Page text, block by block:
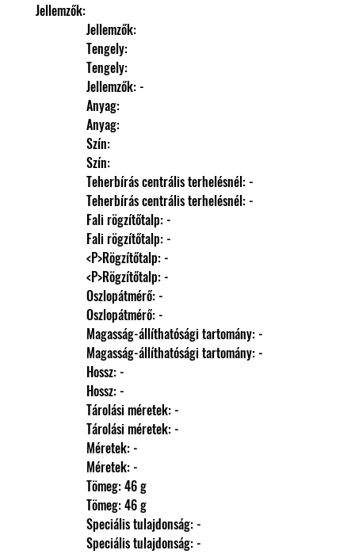
Jellemzők:
                Jellemzők:
                Tengely:
                Tengely:
                Jellemzők: -
                Anyag:
                Anyag:
                Szín:
                Szín:
                Teherbírás centrális terhelésnél: -
                Teherbírás centrális terhelésnél: -
                Fali rögzítőtalp: -
                Fali rögzítőtalp: -
                <P>Rögzítőtalp: -
                <P>Rögzítőtalp: -
                Oszlopátmérő: -
                Oszlopátmérő: -
                Magasság-állíthatósági tartomány: -
                Magasság-állíthatósági tartomány: -
                Hossz: -
                Hossz: -
                Tárolási méretek: -
                Tárolási méretek: -
                Méretek: -
                Méretek: -
                Tömeg: 46 g
                Tömeg: 46 g
                Speciális tulajdonság: -
                Speciális tulajdonság: -